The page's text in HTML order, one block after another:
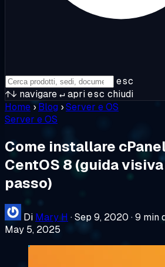
esc
↑↓ navigare↵apriesc chiudi
Home › Blog ›Server e OS
Server e OS
Come installare
CentOS 8 (guida
passo)
Di Mary H ·Sep 9, 2020 ·9 min
May 5, 2025